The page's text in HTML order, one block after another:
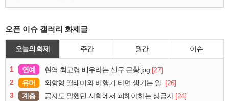
오픈 이슈 갤러리 화제글
오늘의 화제 주간 월간 이슈
1 연예 현역 최고령 배우라는 신구 근황.jpg [27]
2
유머 외향형 딸래미와 비행기 타면 생기는 일. [26]
3
계층 공자도 말했던 사회에서 피해야하는 상급자 [24]